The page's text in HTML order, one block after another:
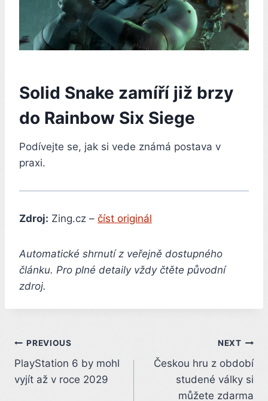
Solid Snake zamíří již brzy
do Rainbow Six Siege
Podívejte se, jak si vede známá postava v
praxi.
Zdroj: Zing.cz – číst originál
Automatické shrnutí z veřejně dostupného
článku. Pro plné detaily vždy čtěte původní
zdroj.
Post
navigation
PREVIOUS
PlayStation 6 by mohl
vyjít až v roce 2029
NEXT
Českou hru z období
studené války si
můžete zdarma